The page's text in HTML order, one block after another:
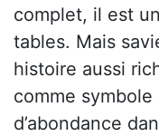
complet, il est
tables. Mais
histoire aussi
comme
d’abondance